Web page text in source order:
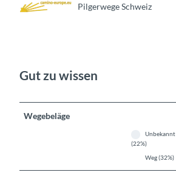
Pilgerwege Schweiz
Gut zu wissen
Wegebeläge
Unbekannt
(22%)
Weg (32%)